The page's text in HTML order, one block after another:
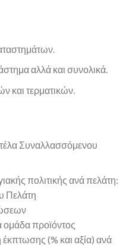
αλλά και συνολικά.
και τερματικών.
Συναλλασσόμενου
πολιτικής ανά πελάτη:
Πελάτη
προϊόντος
(% και αξία) ανά